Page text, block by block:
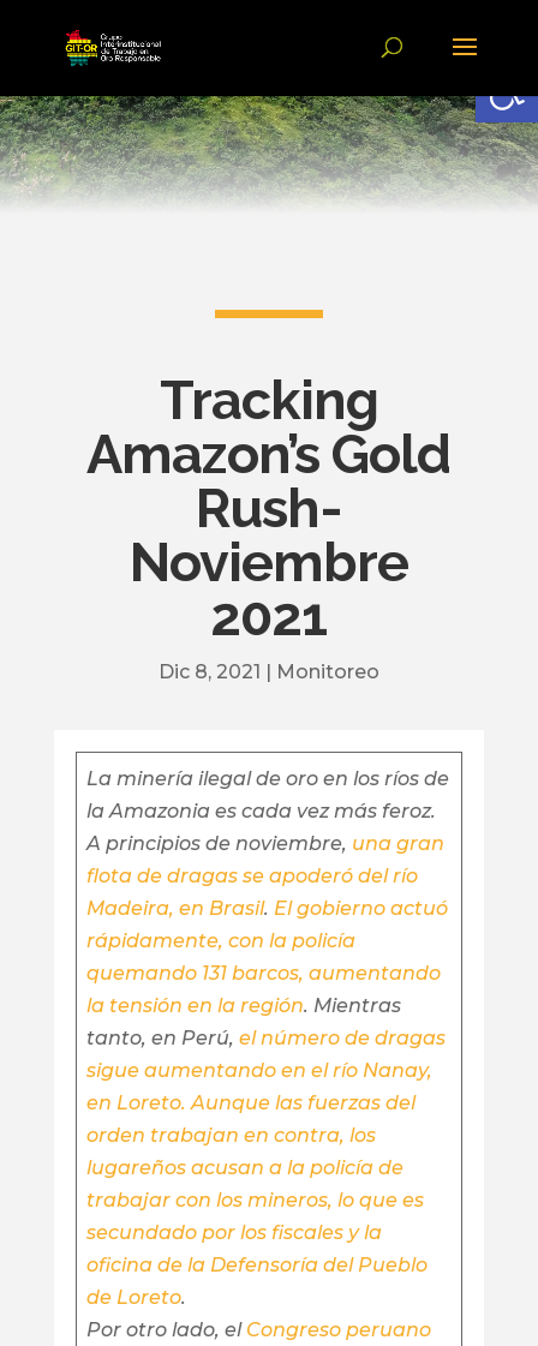
Tracking
Amazon’s Gold
Rush-
Noviembre
2021
Dic 8, 2021 | Monitoreo
La minería ilegal de oro en los ríos de
la Amazonia es cada vez más feroz.
A principios de noviembre, una gran
flota de dragas se apoderó del río
Madeira, en Brasil. El gobierno actuó
rápidamente, con la policía
quemando 131 barcos, aumentando
la tensión en la región. Mientras
tanto, en Perú, el número de dragas
sigue aumentando en el río Nanay,
en Loreto. Aunque las fuerzas del
orden trabajan en contra, los
lugareños acusan a la policía de
trabajar con los mineros, lo que es
secundado por los fiscales y la
oficina de la Defensoría del Pueblo
de Loreto.
Por otro lado, el Congreso peruano